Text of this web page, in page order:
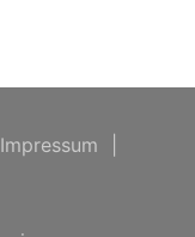
Impressum